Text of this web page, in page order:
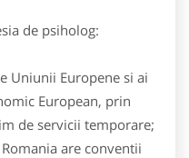
de psiholog:
Uniunii Europene si ai
European, prin
de servicii temporare;
are conventii